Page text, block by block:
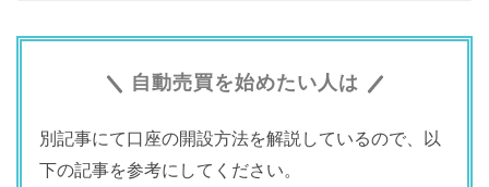
自動売買を始めたい人は
別記事にて口座の開設方法を解説しているので、以
下の記事を参考にしてください。